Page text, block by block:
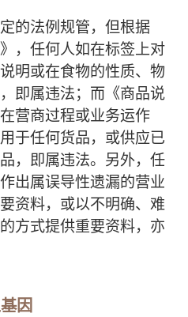
的法例规管，但根据
，任何人如在标签上对
明或在食物的性质、物
即属违法；而《商品说
营商过程或业务运作
于任何货品，或供应已
，即属违法。另外，任
出属误导性遗漏的营业
资料，或以不明确、难
方式提供重要资料，亦
因